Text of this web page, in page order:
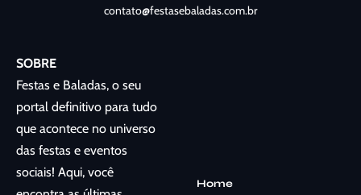
contato@festasebaladas.com.br
SOBRE
Festas e Baladas, o seu
portal definitivo para tudo
que acontece no universo
das festas e eventos
sociais! Aqui, você
Home